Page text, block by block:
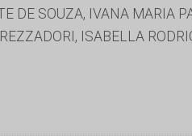
DE SOUZA, IVANA MARIA
ISABELLA